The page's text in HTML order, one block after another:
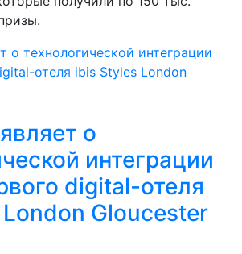
о
интеграции
digital-отеля
Gloucester